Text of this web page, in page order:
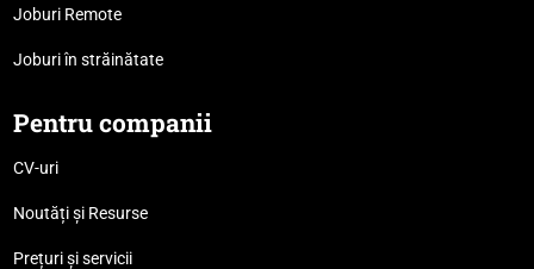
Joburi Remote
Joburi în străinătate
Pentru companii
CV-uri
Noutăți și Resurse
Prețuri și servicii